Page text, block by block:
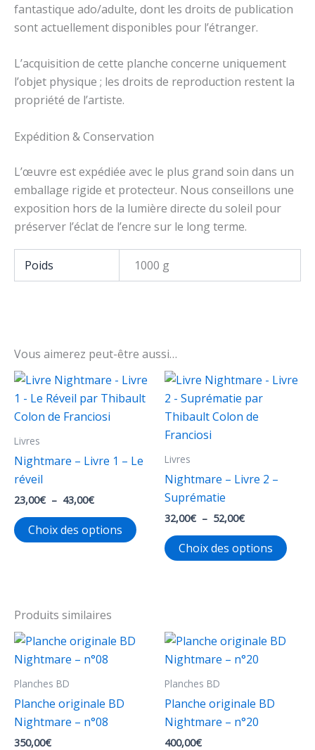
fantastique ado/adulte, dont les droits de publication
sont actuellement disponibles pour l’étranger.
L’acquisition de cette planche concerne uniquement
l’objet physique ; les droits de reproduction restent la
propriété de l’artiste.
Expédition & Conservation
L’œuvre est expédiée avec le plus grand soin dans un
emballage rigide et protecteur. Nous conseillons une
exposition hors de la lumière directe du soleil pour
préserver l’éclat de l’encre sur le long terme.
Poids 1000 g
Vous aimerez peut-être aussi…
Livres
Nightmare – Livre 1 – Le
réveil
23,00€ – 43,00€Plage
prix :
23,00€
Choix des options
produit
options
peuvent
choisies
Livres
Nightmare – Livre 2 –
Suprématie
32,00€ – 52,00€Plage
prix :
32,00€
Choix des options
Produits similaires
Planches BD
Planche originale BD
Nightmare – n°08
350,00€
Planches BD
Planche originale BD
Nightmare – n°20
400,00€